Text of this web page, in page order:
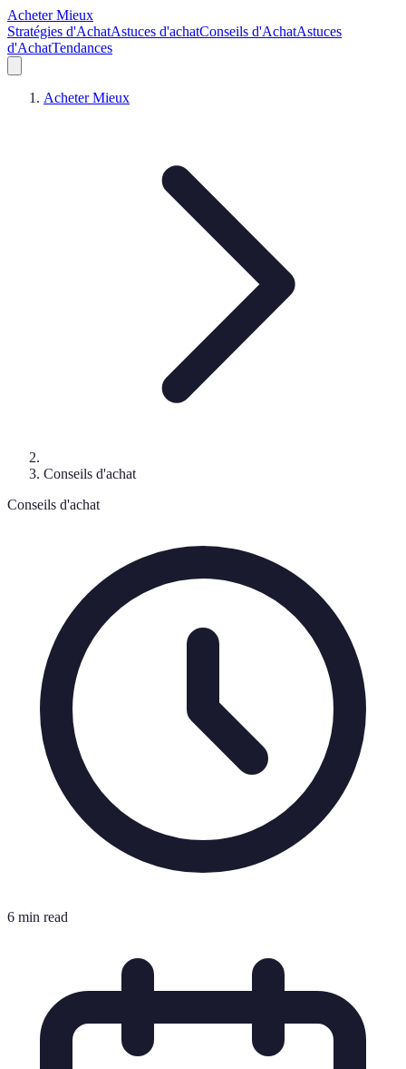
Acheter Mieux
Stratégies d'AchatAstuces d'achatConseils d'AchatAstuces
d'AchatTendances
Acheter Mieux
Conseils d'achat
Conseils d'achat
6 min read